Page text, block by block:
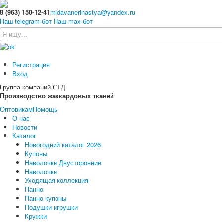
8 (963) 150-12-41midavanerinastya@yandex.ru
Наш telegram-бот Наш max-бот
Регистрация
Вход
Группа компаний СТД
Производство жаккардовых тканей
ОптовикамПомощь
О нас
Новости
Каталог
Новогодний каталог 2026
Купоны
Наволочки Двусторонние
Наволочки
Уходящая коллекция
Панно
Панно купоны
Подушки игрушки
Кружки